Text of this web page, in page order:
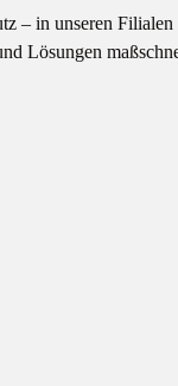
in unseren
Lösungen